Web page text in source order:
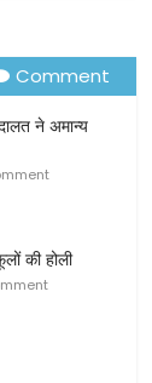
Comment
ने अमान्य
की होली